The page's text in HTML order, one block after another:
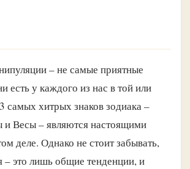
– не самые приятные
есть у каждого из нас в той или
самых хитрых знаков зодиака –
Весы – являются настоящими
деле. Однако не стоит забывать,
– это лишь общие тенденции, и